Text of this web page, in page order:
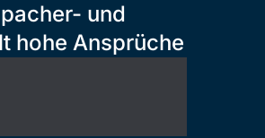
und
hohe Ansprüche